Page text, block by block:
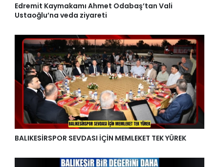
Edremit Kaymakamı Ahmet Odabaş’tan Vali
Ustaoğlu’na veda ziyareti
BALIKESİRSPOR SEVDASI İÇİN MEMLEKET TEK YÜREK